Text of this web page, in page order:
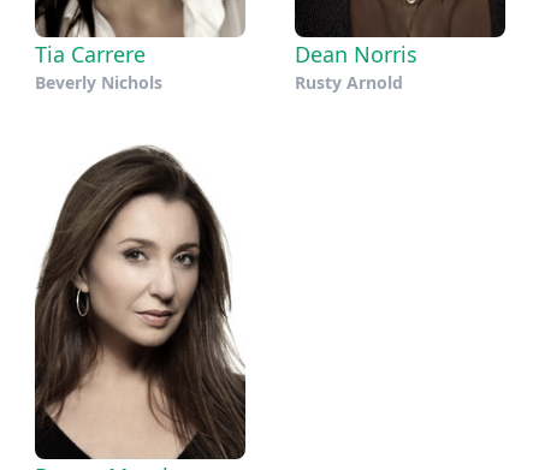
Tia Carrere
Beverly Nichols
Dean Norris
Rusty Arnold